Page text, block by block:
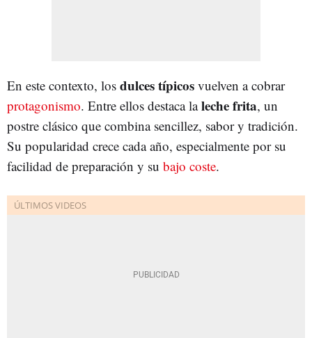
En este contexto, los dulces típicos vuelven a cobrar
protagonismo. Entre ellos destaca laleche frita, un
postre clásico que combina sencillez, sabor y tradición.
Su popularidad crece cada año, especialmente por su
facilidad de preparación y su bajo coste.